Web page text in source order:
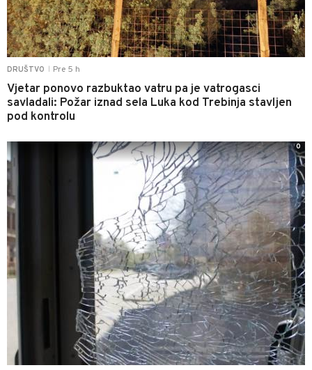
DRUŠTVO Pre 5 h
Vjetar ponovo razbuktao vatru pa je vatrogasci
savladali: Požar iznad sela Luka kod Trebinja stavljen
pod kontrolu
0